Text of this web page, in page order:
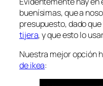
buenísimas, que a
presupuesto, dado
tijera, y que esto lo
Nuestra mejor opción
de ikea: